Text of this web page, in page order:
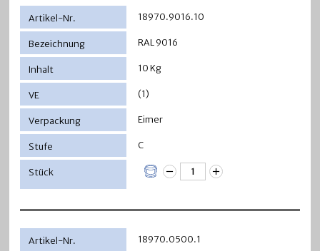
18970.9016.10
RAL 9016
10 Kg
(1)
Eimer
C
18970.0500.1